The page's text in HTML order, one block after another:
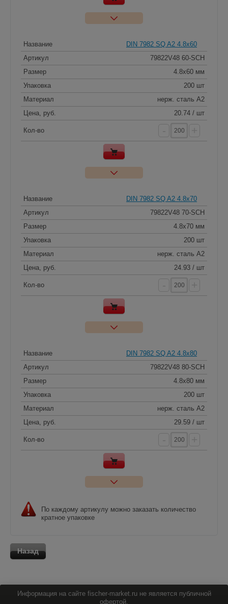
Название
DIN 7982 SQ A2 4.8x60
Артикул
79822V48 60-SCH
Размер
4.8x60 мм
Упаковка
200 шт
Материал
нерж. сталь A2
Цена, руб.
20.74 / шт
Кол-во
Название
DIN 7982 SQ A2 4.8x70
Артикул
79822V48 70-SCH
Размер
4.8x70 мм
Упаковка
200 шт
Материал
нерж. сталь A2
Цена, руб.
24.93 / шт
Кол-во
Название
DIN 7982 SQ A2 4.8x80
Артикул
79822V48 80-SCH
Размер
4.8x80 мм
Упаковка
200 шт
Материал
нерж. сталь A2
Цена, руб.
29.59 / шт
Кол-во
По каждому артикулу можно заказать количество
кратное упаковке
Назад
Информация на сайте fischer-market.ru не является публичной
офертой.